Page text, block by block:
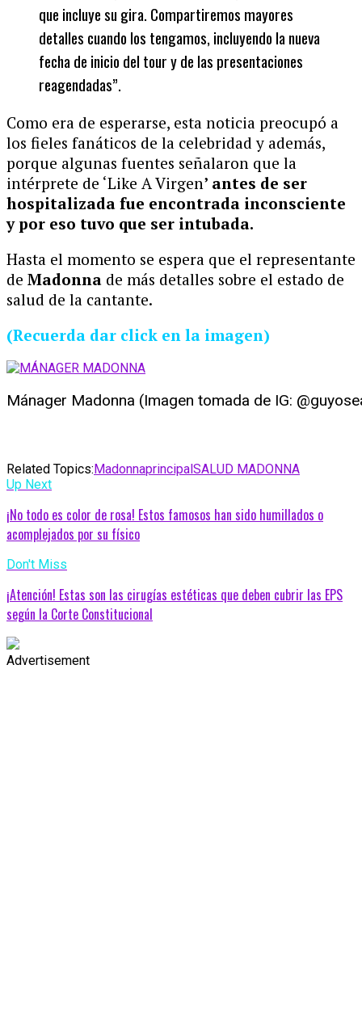
que incluye su gira. Compartiremos mayores
detalles cuando los tengamos, incluyendo la nueva
fecha de inicio del tour y de las presentaciones
reagendadas”.
Como era de esperarse, esta noticia preocupó a
los fieles fanáticos de la celebridad y además,
porque algunas fuentes señalaron que la
intérprete de ‘Like A Virgen’ antes de ser
hospitalizada fue encontrada inconsciente
y por eso tuvo que ser intubada.
Hasta el momento se espera que el representante
de Madonna de más detalles sobre el estado de
salud de la cantante.
(Recuerda dar click en la imagen)
Mánager Madonna (Imagen tomada de IG:
Related Topics:MadonnaprincipalSALUD MADONNA
Up Next
¡No todo es color de rosa! Estos famosos han sido humillados o
acomplejados por su físico
Don't Miss
¡Atención! Estas son las cirugías estéticas que deben cubrir las EPS
según la Corte Constitucional
Advertisement